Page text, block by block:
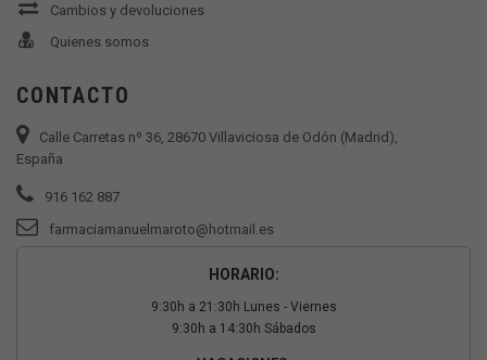
Cambios y devoluciones
Quienes somos
CONTACTO
Calle Carretas nº 36, 28670 Villaviciosa de Odón (Madrid),
España
916 162 887
farmaciamanuelmaroto@hotmail.es
HORARIO:
9:30h a 21:30h Lunes - Viernes
9:30h a 14:30h Sábados